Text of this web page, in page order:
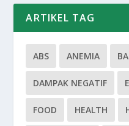
ARTIKEL TAG
ABS ANEMIA
DAMPAK NEGATIF
FOOD HEALTH